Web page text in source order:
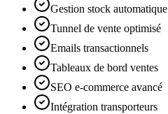
Gestion stock automatique
Tunnel de vente optimisé
Emails transactionnels
Tableaux de bord ventes
SEO e-commerce avancé
Intégration transporteurs